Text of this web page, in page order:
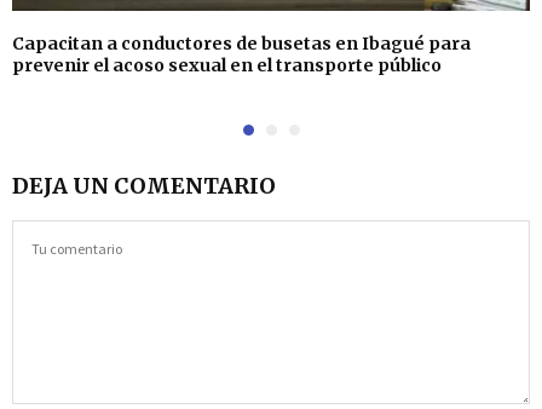
Capacitan a conductores de busetas en Ibagué para
prevenir el acoso sexual en el transporte público
DEJA UN COMENTARIO